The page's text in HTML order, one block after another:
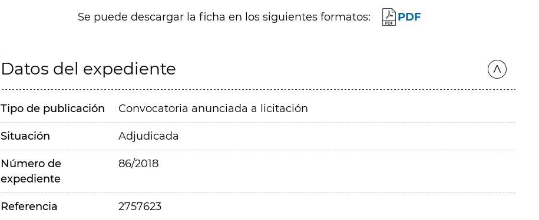
Se puede descargar la ficha en los siguientes formatos: PDF
Datos del expediente
Tipo de publicación Convocatoria anunciada a licitación
Situación Adjudicada
Número de
expediente
86/2018
Referencia 2757623